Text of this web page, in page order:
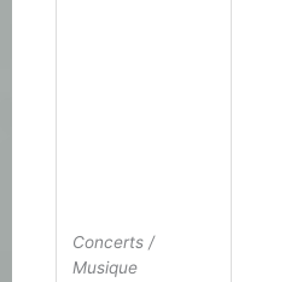
Concerts /
Musique